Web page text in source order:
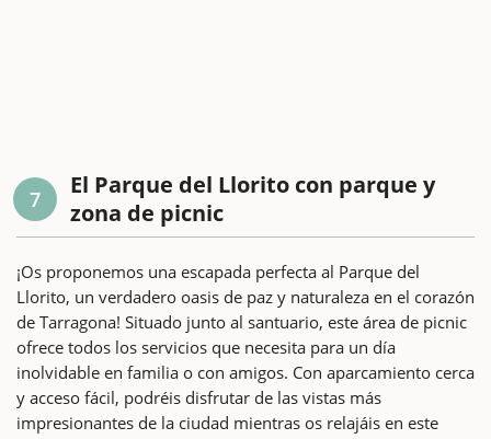
7
El Parque del Llorito con parque y
zona de picnic
¡Os proponemos una escapada perfecta al Parque del
Llorito, un verdadero oasis de paz y naturaleza en el corazón
de Tarragona! Situado junto al santuario, este área de picnic
ofrece todos los servicios que necesita para un día
inolvidable en familia o con amigos. Con aparcamiento cerca
y acceso fácil, podréis disfrutar de las vistas más
impresionantes de la ciudad mientras os relajáis en este